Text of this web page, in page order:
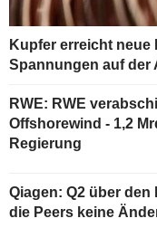
Kupfer erreicht
Spannungen auf der
RWE: RWE
Offshorewind - 1,2
Regierung
Qiagen: Q2 über
die Peers keine